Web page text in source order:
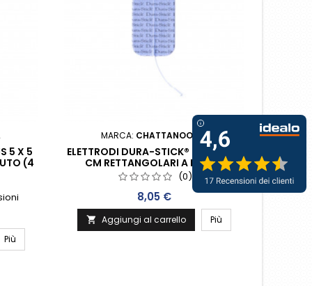
5 X 5
(4
Più
MARCA: CHATTANOOGA
ELETTRODI DURA-STICK® PLUS 5 X 9
CM RETTANGOLARI A FILO IN
TESSUTO (4 PER BUSTA)
(0)
Prezzo
8,05 €
 Aggiungi al carrello Più